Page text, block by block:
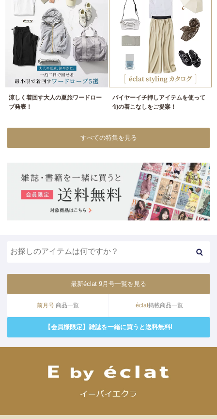
涼しく着回す大人の夏旅ワードロー
ブ発表！
バイヤーイチ押しアイテムを使って
旬の着こなしをご提案！
すべての特集を見る
最新éclat 9月号一覧を見る
前月号 商品一覧 éclat掲載商品一覧
【会員様限定】雑誌を一緒に買うと送料無料!